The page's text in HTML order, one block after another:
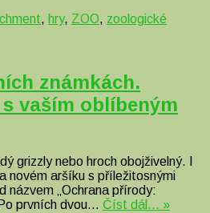
, hry, ZOO, zoologické
známkách.
vaším oblíbeným
grizzly nebo hroch obojživelný. I
novém aršíku s příležitosnými
názvem „Ochrana přírody:
prvních dvou… Číst dál… »